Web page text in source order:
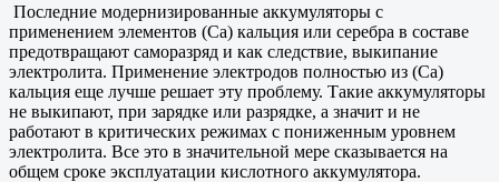
Последние модернизированные аккумуляторы с
применением элементов (Са) кальция или серебра в составе
предотвращают саморазряд и как следствие, выкипание
электролита. Применение электродов полностью из (Са)
кальция еще лучше решает эту проблему. Такие аккумуляторы
не выкипают, при зарядке или разрядке, а значит и не
работают в критических режимах с пониженным уровнем
электролита. Все это в значительной мере сказывается на
общем сроке эксплуатации кислотного аккумулятора.